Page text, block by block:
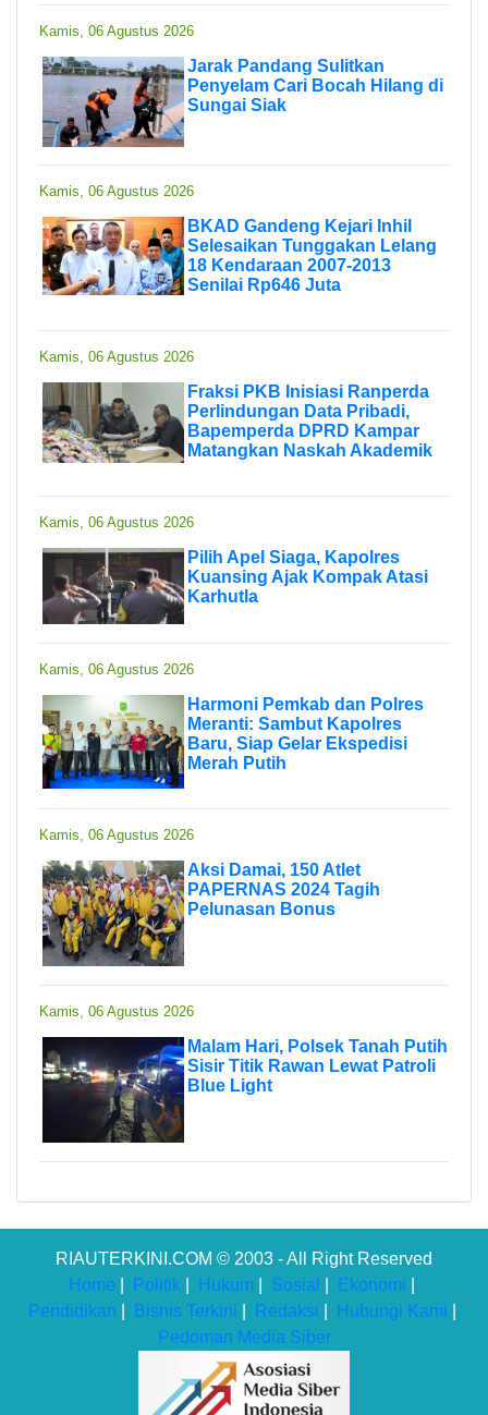
Kamis, 06 Agustus 2026
Jarak Pandang Sulitkan
Penyelam Cari Bocah Hilang di
Sungai Siak
Kamis, 06 Agustus 2026
BKAD Gandeng Kejari Inhil
Selesaikan Tunggakan Lelang
18 Kendaraan 2007-2013
Senilai Rp646 Juta
Kamis, 06 Agustus 2026
Fraksi PKB Inisiasi Ranperda
Perlindungan Data Pribadi,
Bapemperda DPRD Kampar
Matangkan Naskah Akademik
Kamis, 06 Agustus 2026
Pilih Apel Siaga, Kapolres
Kuansing Ajak Kompak Atasi
Karhutla
Kamis, 06 Agustus 2026
Harmoni Pemkab dan Polres
Meranti: Sambut Kapolres
Baru, Siap Gelar Ekspedisi
Merah Putih
Kamis, 06 Agustus 2026
Aksi Damai, 150 Atlet
PAPERNAS 2024 Tagih
Pelunasan Bonus
Kamis, 06 Agustus 2026
Malam Hari, Polsek Tanah Putih
Sisir Titik Rawan Lewat Patroli
Blue Light
RIAUTERKINI.COM © 2003 - All Right Reserved
Home
Politik Hukum Sosial Ekonomi
Pendidikan
Bisnis Terkini Redaksi Hubungi Kami
Pedoman Media Siber